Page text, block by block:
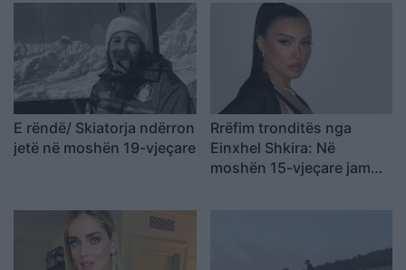
E rëndë/ Skiatorja ndërron
jetë në moshën 19-vjeçare
Rrëfim tronditës nga
Einxhel Shkira: Në
moshën 15-vjeçare jam…